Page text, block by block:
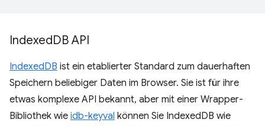
IndexedDB API
IndexedDB ist ein etablierter Standard zum dauerhaften
Speichern beliebiger Daten im Browser. Sie ist für ihre
etwas komplexe API bekannt, aber mit einer Wrapper-
Bibliothek wie idb-keyval können Sie IndexedDB wie